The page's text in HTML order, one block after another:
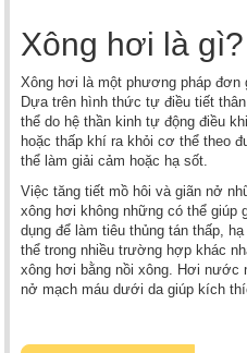
Xông hơi là gì?
Xông hơi là một phương pháp đơn
Dựa trên hình thức tự điều tiết
thể do hệ thần kinh tự động điều
hoặc thấp khí ra khỏi cơ thể theo
thể làm giải cảm hoặc hạ sốt.
Việc tăng tiết mồ hôi và giãn nở
xông hơi không những có thể giúp
dụng để làm tiêu thủng tán thấp,
thể trong nhiều trường hợp khác
xông hơi bằng nồi xông. Hơi nước
nở mạch máu dưới da giúp kích